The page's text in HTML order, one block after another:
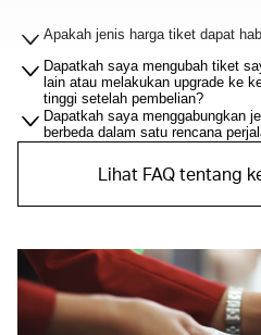
Apakah jenis harga tiket dapat
Dapatkah saya mengubah tiket
lain atau melakukan upgrade ke
tinggi setelah pembelian?
Dapatkah saya menggabungkan
berbeda dalam satu rencana
Lihat FAQ tentang